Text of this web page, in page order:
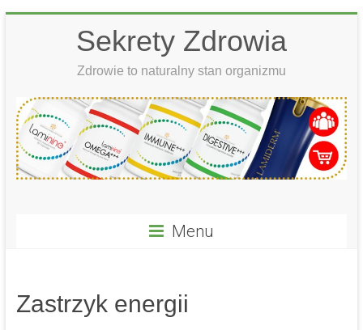
Sekrety Zdrowia
Zdrowie to naturalny stan organizmu
Menu
Zastrzyk energii